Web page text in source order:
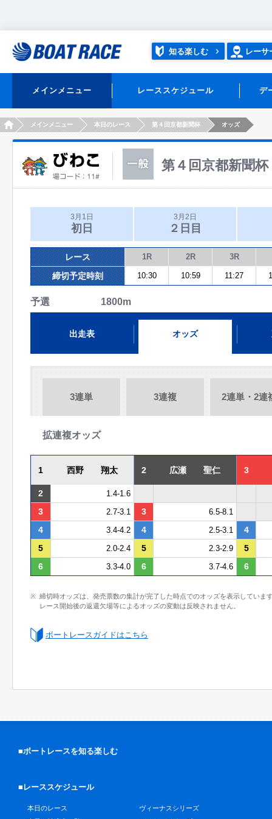
知る楽しむ レーサ
メインメニュー レーススケジュール デ
HOMEメインメニュー 本日のレース 第４回京都新聞杯 オッズ
第４回京都新聞杯
3月1日
初日
3月2日
２日目
レース 1R 2R 3R
締切予定時刻 10:30 10:59 11:27
予選 1800m
出走表 オッズ
3連単 3連複 2連単・2連
拡連複オッズ
1 西野 翔太 2 広瀬 聖仁 3
2 1.4-1.6
3 2.7-3.1 3 6.5-8.1
4 3.4-4.2 4 2.5-3.1
4
5
2.0-2.4 5 2.3-2.9
5
6
3.3-4.0 6 3.7-4.6 6
締切時オッズは、発売票数の集計が完了した時点でのオッズを表示していま
レース開始後の返還欠場等によるオッズの変動は反映されません。
ボートレースガイドはこちら
■ボートレースを知る楽しむ
■レーススケジュール
本日のレース
ヴィーナスシリーズ